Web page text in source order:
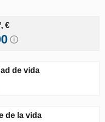
€
de vida
de la vida